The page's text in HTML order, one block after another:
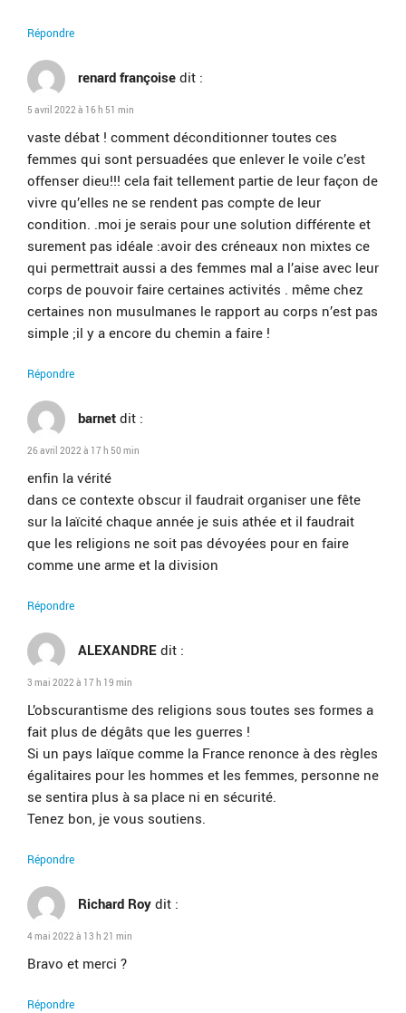
Répondre
renard françoise dit :
5 avril 2022 à 16 h 51 min
vaste débat ! comment déconditionner toutes ces
femmes qui sont persuadées que enlever le voile c’est
offenser dieu!!! cela fait tellement partie de leur façon de
vivre qu’elles ne se rendent pas compte de leur
condition. .moi je serais pour une solution différente et
surement pas idéale :avoir des créneaux non mixtes ce
qui permettrait aussi a des femmes mal a l’aise avec leur
corps de pouvoir faire certaines activités . même chez
certaines non musulmanes le rapport au corps n’est pas
simple ;il y a encore du chemin a faire !
Répondre
barnet dit :
26 avril 2022 à 17 h 50 min
enfin la vérité
dans ce contexte obscur il faudrait organiser une fête
sur la laïcité chaque année je suis athée et il faudrait
que les religions ne soit pas dévoyées pour en faire
comme une arme et la division
Répondre
ALEXANDRE dit :
3 mai 2022 à 17 h 19 min
L’obscurantisme des religions sous toutes ses formes a
fait plus de dégâts que les guerres !
Si un pays laïque comme la France renonce à des règles
égalitaires pour les hommes et les femmes, personne ne
se sentira plus à sa place ni en sécurité.
Tenez bon, je vous soutiens.
Répondre
Richard Roy dit :
4 mai 2022 à 13 h 21 min
Bravo et merci ?
Répondre